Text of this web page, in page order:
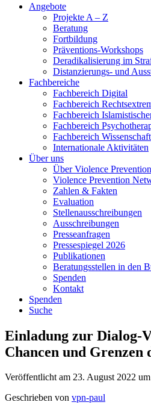
Angebote
Projekte A – Z
Beratung
Fortbildung
Präventions-Workshops
Deradikalisierung im
Distanzierungs- und
Fachbereiche
Fachbereich Digital
Fachbereich
Fachbereich
Fachbereich
Fachbereich Wissenschaft
Internationale Aktivitäten
Über uns
Über Violence
Violence Prevention
Zahlen & Fakten
Evaluation
Stellenausschreibungen
Ausschreibungen
Presseanfragen
Pressespiegel 2026
Publikationen
Beratungsstellen in den
Spenden
Kontakt
Spenden
Suche
Einladung zur Dialog-
Chancen und
Veröffentlicht am 23. August 2022
Geschrieben von vpn-paul